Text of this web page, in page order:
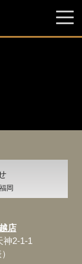
岡
店
神2-1-1